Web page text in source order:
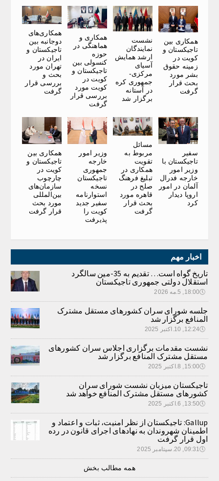
همکاری بین
تاجیکستان و
کویت در
زمینه حقوق
بشر مورد
بحث قرار
گرفت
نشست
نمایندگان
ارشد همایش
آسیای
مرکزی-
جمهوری کره
در آستانه
برگزار شد
همکاری و
هماهنگی در
حوزه
کنسولی بین
تاجیکستان و
کویت در
کویت مورد
بررسی قرار
گرفت
همکاری‌های
دوجانبه بین
تاجیکستان و
ایران در
تهران مورد
بحث و
بررسی قرار
گرفت
سفیر
تاجیکستان با
وزیر امور
خارجه فدرال
آلمان در امور
اروپا دیدار
کرد
مسائل
مربوط به
تقویت
همکاری در
تبلیغ فرهنگ
صلح در
قاهره مورد
بحث قرار
گرفت
وزیر امور
خارجه
جمهوری
تاجیکستان
نسخه
استوارنامه
سفیر جدید
کویت را
پذیرفت
همکاری بین
تاجیکستان و
کویت در
چارچوب
سازمان‌های
بین‌المللی
مورد بحث
قرار گرفت
اخبار مهم
تاریخ گواه است… تقدیم به 35-مین سالگرد
استقلال دولتی جمهوری تاجیکستان
🕔18:00, 5.مه 2026
جلسه شورای سران کشورهای مستقل مشترک
المنافع برگزار شد
🕔12:24, 10.اکتبر 2025
نشست مقدمات برگزاری اجلاس سران کشورهای
مستقل مشترک المنافع برگزار شد
🕔15:00, 8.اکتبر 2025
تاجیکستان میزبان نشست شورای سران
کشورهای مستقل مشترک المنافع خواهد شد
🕔13:50, 6.اکتبر 2025
Gallup: تاجیکستان از نظر امنیت، ثبات و اعتماد و
اطمینان شهروندان به نهادهای اجرای قانون در رده
اول قرار گرفت
🕔09:31, 20.سپتامبر 2025
همه مطالب بخش